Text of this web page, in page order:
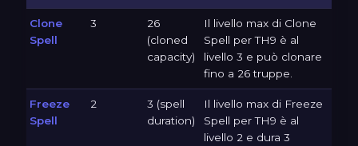
Clone
Spell
3
26
(cloned
capacity)
Il livello max di Clone
Spell per TH9 è al
livello 3 e può clonare
fino a 26 truppe.
Freeze
Spell
2
3 (spell
duration)
Il livello max di Freeze
Spell per TH9 è al
livello 2 e dura 3